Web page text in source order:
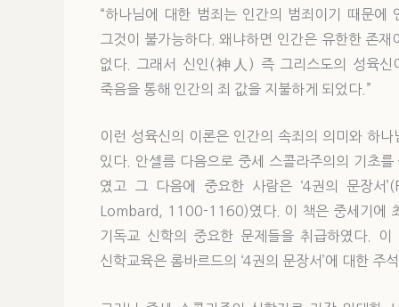
“하나님에 대한 범죄는 인간의 범죄이기 때문
그것이 불가능하다. 왜냐하면 인간은 유한한 존
없다. 그래서 신인(神人) 즉 그리스도의 성육신
죽음을 통해 인간의 죄 값을 지불하게 되었다.”
이런 성육신의 이론은 인간의 속죄의 의미와 하
있다. 안셀름 다음으로 중세 스콜라주의의 기
였고 그 다음에 중요한 사람은 ‘4권의 문장
Lombard, 1100-1160)였다. 이 책은 중세기에
기독교 신학의 중요한 문제들을 취급하였다.
신학교육은 롬바르드의 ‘4권의 문장서’에 대한 주